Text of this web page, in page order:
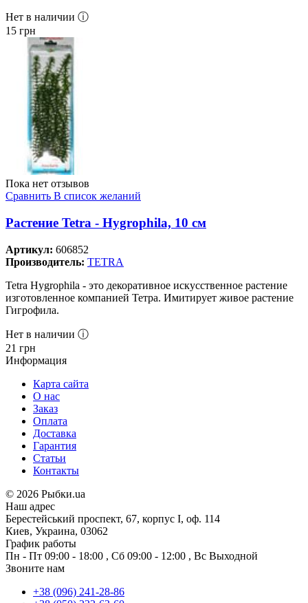
Нет в наличии ⓘ
15 грн
Пока нет отзывов
Сравнить В список желаний
Растение Tetra - Hygrophila, 10 см
Артикул: 606852
Производитель: TETRA
Tetra Hygrophila - это декоративное искусственное растение
изготовленное компанией Тетра. Имитирует живое растение
Гигрофила.
Нет в наличии ⓘ
21 грн
Информация
Карта сайта
О нас
Заказ
Оплата
Доставка
Гарантия
Статьи
Контакты
© 2026 Рыбки.ua
Наш адрес
Берестейський проспект, 67, корпус I, оф. 114
Киев, Украина, 03062
График работы
Пн - Пт 09:00 - 18:00 , Сб 09:00 - 12:00 , Вс Выходной
Звоните нам
+38 (096) 241-28-86